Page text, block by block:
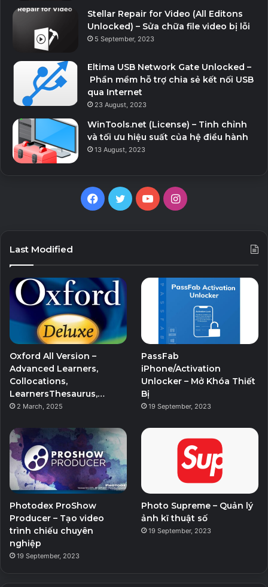
Stellar Repair for Video (All Editons
Unlocked) – Sửa chữa file video bị lỗi
5 September, 2023
Eltima USB Network Gate Unlocked –
Phần mềm hỗ trợ chia sẻ kết nối USB
qua Internet
23 August, 2023
WinTools.net (License) – Tinh chỉnh
và tối ưu hiệu suất của hệ điều hành
13 August, 2023
Facebook
TwitterYouTubeInstagram
Last Modified
Oxford All Version –
Advanced Learners,
Collocations,
LearnersThesaurus,…
2 March, 2025
PassFab
iPhone/Activation
Unlocker – Mở Khóa Thiết
Bị
19 September, 2023
Photodex ProShow
Producer – Tạo video
trình chiếu chuyên
nghiệp
19 September, 2023
Photo Supreme – Quản lý
ảnh kĩ thuật số
19 September, 2023